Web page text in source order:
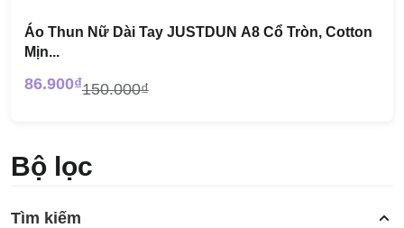
Áo Thun Nữ Dài Tay JUSTDUN A8 Cổ Tròn, Cotton
Mịn...
86.900₫150.000₫
Bộ lọc
Tìm kiếm